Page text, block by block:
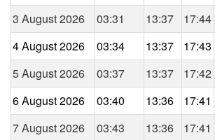
3 August 2026
03:31 13:37 17:44
4 August 2026
03:34 13:37 17:43
5 August 2026
03:37 13:37 17:42
6 August 2026
03:40 13:36 17:41
7 August 2026
03:43 13:36 17:41